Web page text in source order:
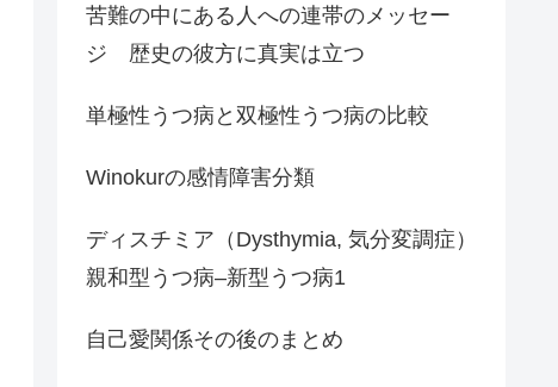
苦難の中にある人への連帯のメッセー
ジ 歴史の彼方に真実は立つ
単極性うつ病と双極性うつ病の比較
Winokurの感情障害分類
ディスチミア（Dysthymia, 気分変調症）
親和型うつ病–新型うつ病1
自己愛関係その後のまとめ